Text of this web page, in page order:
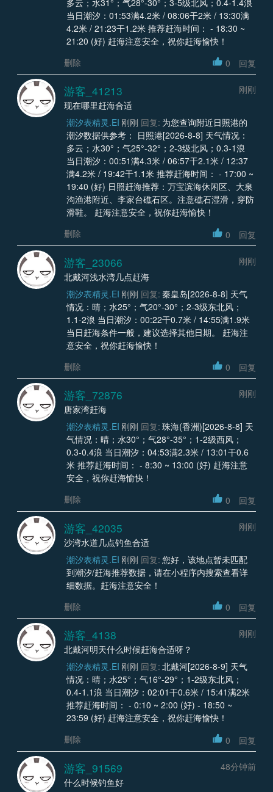
当日潮汐：01:53满4.2米 / 08:06干2米 / 13:30满
4.2米 / 21:23干1.2米 推荐赶海时间： - 18:30 ~
21:20 (好) 赶海注意安全，祝你赶海愉快！
删除
0 回复
游客_41213
刚刚
现在哪里赶海合适
潮汐表精灵.EI 刚刚 回复: 为您查询附近日照港的
潮汐数据供参考： 日照港[2026-8-8] 天气情况：
多云；水30°；气25°-32°；2-3级北风；0.3-1浪
当日潮汐：00:51满4.3米 / 06:57干2.1米 / 12:37
满4.2米 / 19:42干1.1米 推荐赶海时间： - 17:00 ~
19:40 (好) 日照赶海推荐：万宝滨海休闲区、大泉
沟渔港附近、李家台礁石区。注意礁石湿滑，穿防
滑鞋。 赶海注意安全，祝你赶海愉快！
删除
0 回复
游客_23066
刚刚
北戴河浅水湾几点赶海
潮汐表精灵.EI 刚刚 回复: 秦皇岛[2026-8-8] 天气
情况：晴；水25°；气20°-30°；2-3级东北风；
1.1-2浪 当日潮汐：00:22干0.7米 / 14:55满1.9米
当日赶海条件一般，建议选择其他日期。 赶海注
意安全，祝你赶海愉快！
删除
0 回复
游客_72876
刚刚
唐家湾赶海
潮汐表精灵.EI 刚刚 回复: 珠海(香洲)[2026-8-8] 天
气情况：晴；水30°；气28°-35°；1-2级西风；
0.3-0.4浪 当日潮汐：04:53满2.3米 / 13:01干0.6
米 推荐赶海时间： - 8:30 ~ 13:00 (好) 赶海注意
安全，祝你赶海愉快！
删除
0 回复
游客_42035
刚刚
沙湾水道几点钓鱼合适
潮汐表精灵.EI 刚刚 回复: 您好，该地点暂未匹配
到潮汐/赶海推荐数据，请在小程序内搜索查看详
细数据。赶海注意安全！
删除
0 回复
游客_4138
刚刚
北戴河明天什么时候赶海合适呀？
潮汐表精灵.EI 刚刚 回复: 北戴河[2026-8-9] 天气
情况：晴；水25°；气16°-29°；1-2级东北风；
0.4-1.1浪 当日潮汐：02:01干0.6米 / 15:41满2米
推荐赶海时间： - 0:10 ~ 2:00 (好) - 18:50 ~
23:59 (好) 赶海注意安全，祝你赶海愉快！
删除
0 回复
游客_91569
48分钟前
什么时候钓鱼好